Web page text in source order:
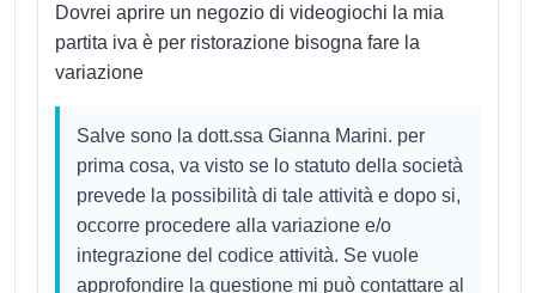
Dovrei aprire un negozio di videogiochi la mia
partita iva è per ristorazione bisogna fare la
variazione
Salve sono la dott.ssa Gianna Marini. per
prima cosa, va visto se lo statuto della società
prevede la possibilità di tale attività e dopo si,
occorre procedere alla variazione e/o
integrazione del codice attività. Se vuole
approfondire la questione mi può contattare al